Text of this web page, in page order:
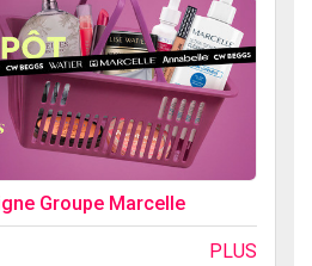
Groupe Marcelle
PLUS